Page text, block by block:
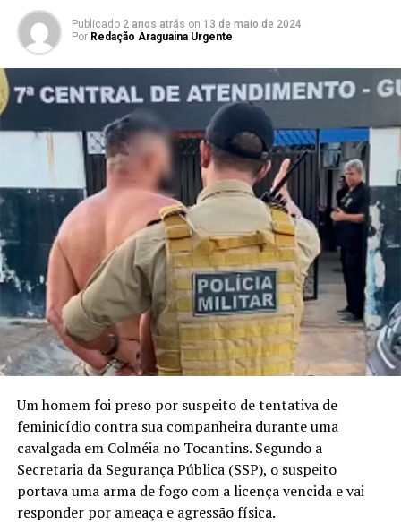
Publicado 2 anos atrás on 13 de maio de 2024
Por Redação Araguaina Urgente
Um homem foi preso por suspeito de tentativa de
feminicídio contra sua companheira durante uma
cavalgada em Colméia no Tocantins. Segundo a
Secretaria da Segurança Pública (SSP), o suspeito
portava uma arma de fogo com a licença vencida e vai
responder por ameaça e agressão física.